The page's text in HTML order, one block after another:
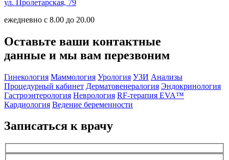
ул. Пролетарская, 79
ежедневно с 8.00 до 20.00
Оставьте ваши контактные
данные и мы вам перезвоним
Гинекология Маммология Урология УЗИ Анализы
Процедурный кабинет Дерматовенералогия Эндокринология
Гастроэнтерология Неврология RF-терапия EVA™
Кардиология Ведение беременности
Записаться к врачу